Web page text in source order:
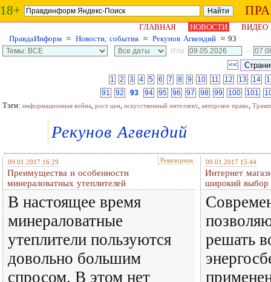
18+
ГЛАВНАЯ НОВОСТИ
ВИДЕО
ПравдаИнформ ≈ Новости, события ≈ Рекунов Агвендий ≈ 93
Или:
–
<<
1
2 3 4 5 6 7 8 9 10 11 12 13 14
91
92 93 94 95 96 97 98 99 100 101
Тэги: информационная война, рост цен, искусственный интеллект, авторское право, Трамп
Рекунов Агвендий
09.01.2017 16:29 Ревизорная
Преимущества и особенности
минераловатных утеплителей
В настоящее время
минераловатные
утеплители пользуются
довольно большим
спросом. В этом нет
09.01.2017 15:44
Интернет
широкий выбор
решать